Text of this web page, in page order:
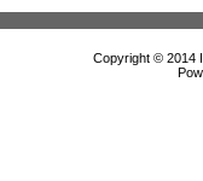
Copyright © 2014